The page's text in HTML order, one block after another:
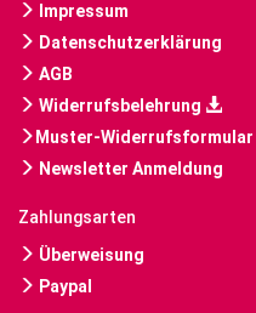
Impressum
Datenschutzerklärung
AGB
Widerrufsbelehrung
Muster-Widerrufsformular
Newsletter Anmeldung
Zahlungsarten
Überweisung
Paypal